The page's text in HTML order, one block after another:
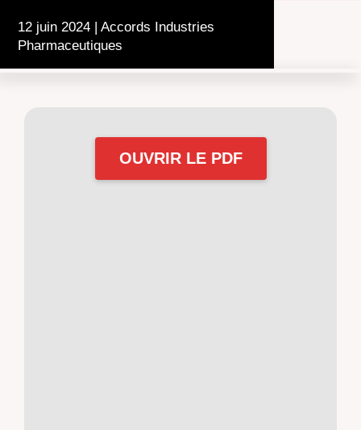
12 juin 2024 | Accords Industries
Pharmaceutiques
OUVRIR LE PDF